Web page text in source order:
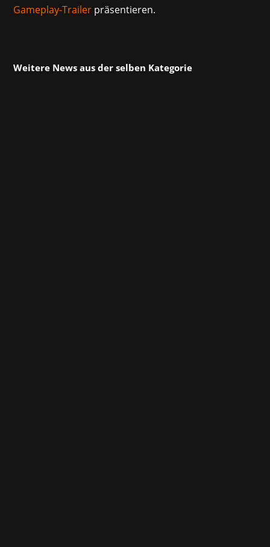
Gameplay-Trailer präsentieren.
Weitere News aus der selben Kategorie